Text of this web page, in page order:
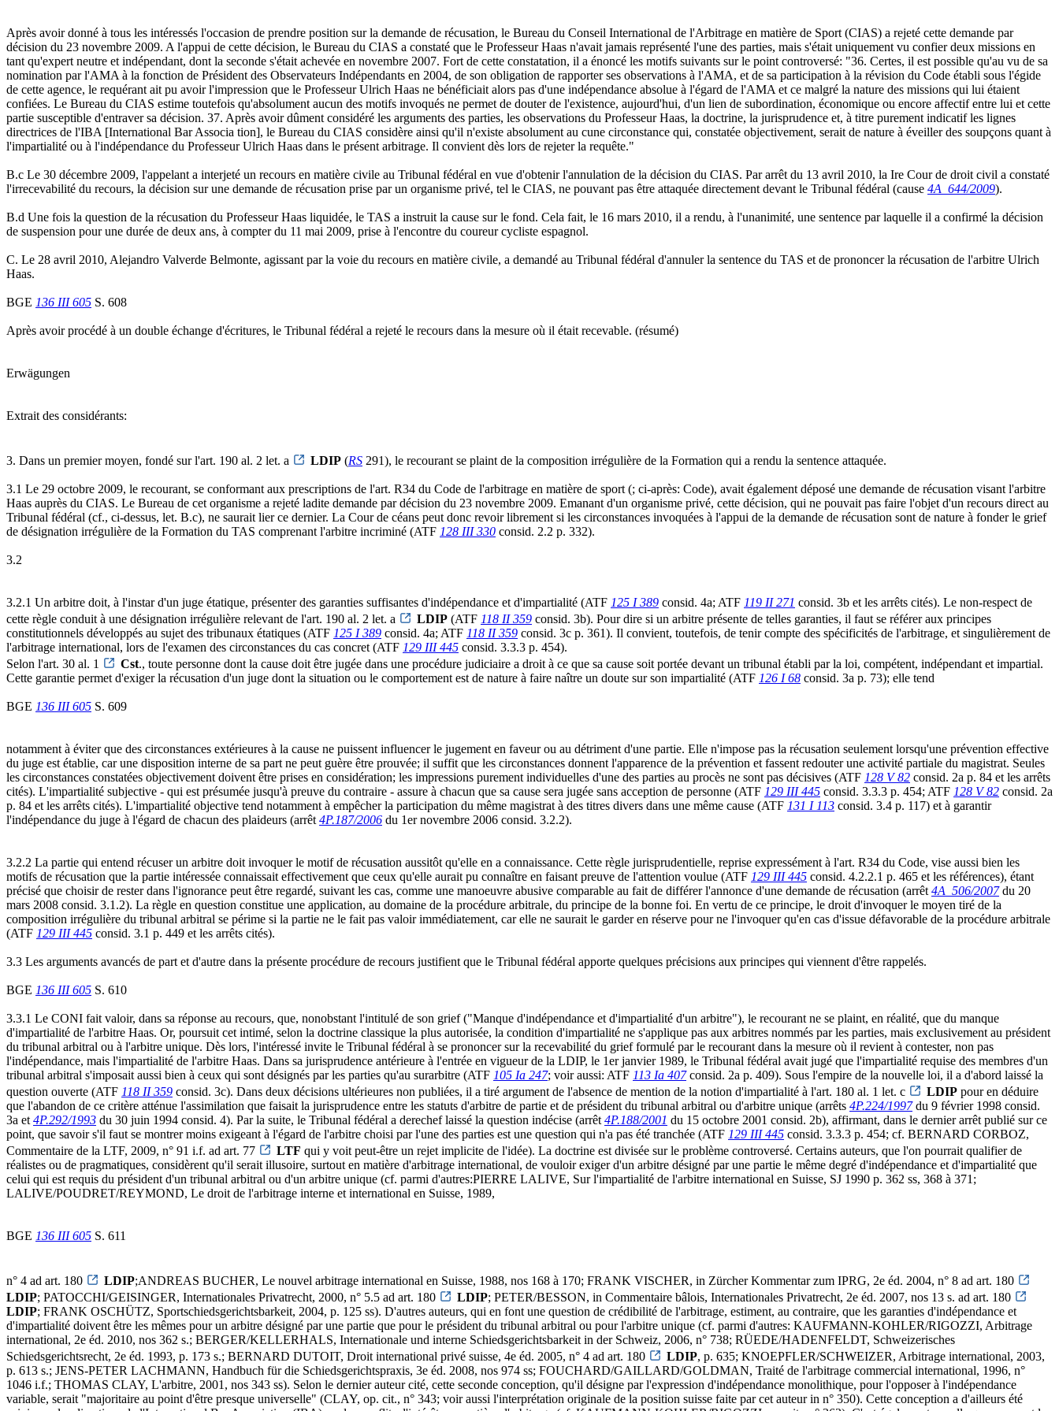
Après avoir donné à tous les intéressés l'occasion de prendre position sur la demande de récusation, le Bureau du Conseil International de l'Arbitrage en matière de Sport (CIAS) a rejeté cette demande par
décision du 23 novembre 2009. A l'appui de cette décision, le Bureau du CIAS a constaté que le Professeur Haas n'avait jamais représenté l'une des parties, mais s'était uniquement vu confier deux missions en
tant qu'expert neutre et indépendant, dont la seconde s'était achevée en novembre 2007. Fort de cette constatation, il a énoncé les motifs suivants sur le point controversé: "36. Certes, il est possible qu'au vu de sa
nomination par l'AMA à la fonction de Président des Observateurs Indépendants en 2004, de son obligation de rapporter ses observations à l'AMA, et de sa participation à la révision du Code établi sous l'égide
de cette agence, le requérant ait pu avoir l'impression que le Professeur Ulrich Haas ne bénéficiait alors pas d'une indépendance absolue à l'égard de l'AMA et ce malgré la nature des missions qui lui étaient
confiées. Le Bureau du CIAS estime toutefois qu'absolument aucun des motifs invoqués ne permet de douter de l'existence, aujourd'hui, d'un lien de subordination, économique ou encore affectif entre lui et cette
partie susceptible d'entraver sa décision. 37. Après avoir dûment considéré les arguments des parties, les observations du Professeur Haas, la doctrine, la jurisprudence et, à titre purement indicatif les lignes
directrices de l'IBA [International Bar Associa tion], le Bureau du CIAS considère ainsi qu'il n'existe absolument au cune circonstance qui, constatée objectivement, serait de nature à éveiller des soupçons quant à
l'impartialité ou à l'indépendance du Professeur Ulrich Haas dans le présent arbitrage. Il convient dès lors de rejeter la requête."
B.c Le 30 décembre 2009, l'appelant a interjeté un recours en matière civile au Tribunal fédéral en vue d'obtenir l'annulation de la décision du CIAS. Par arrêt du 13 avril 2010, la Ire Cour de droit civil a constaté
l'irrecevabilité du recours, la décision sur une demande de récusation prise par un organisme privé, tel le CIAS, ne pouvant pas être attaquée directement devant le Tribunal fédéral (cause 4A_644/2009).
B.d Une fois la question de la récusation du Professeur Haas liquidée, le TAS a instruit la cause sur le fond. Cela fait, le 16 mars 2010, il a rendu, à l'unanimité, une sentence par laquelle il a confirmé la décision
de suspension pour une durée de deux ans, à compter du 11 mai 2009, prise à l'encontre du coureur cycliste espagnol.
C. Le 28 avril 2010, Alejandro Valverde Belmonte, agissant par la voie du recours en matière civile, a demandé au Tribunal fédéral d'annuler la sentence du TAS et de prononcer la récusation de l'arbitre Ulrich
Haas.
BGE 136 III 605 S. 608
Après avoir procédé à un double échange d'écritures, le Tribunal fédéral a rejeté le recours dans la mesure où il était recevable. (résumé)
Erwägungen
Extrait des considérants:
3. Dans un premier moyen, fondé sur l'art. 190 al. 2 let. a LDIP (RS 291), le recourant se plaint de la composition irrégulière de la Formation qui a rendu la sentence attaquée.
3.1 Le 29 octobre 2009, le recourant, se conformant aux prescriptions de l'art. R34 du Code de l'arbitrage en matière de sport (; ci-après: Code), avait également déposé une demande de récusation visant l'arbitre
Haas auprès du CIAS. Le Bureau de cet organisme a rejeté ladite demande par décision du 23 novembre 2009. Emanant d'un organisme privé, cette décision, qui ne pouvait pas faire l'objet d'un recours direct au
Tribunal fédéral (cf., ci-dessus, let. B.c), ne saurait lier ce dernier. La Cour de céans peut donc revoir librement si les circonstances invoquées à l'appui de la demande de récusation sont de nature à fonder le grief
de désignation irrégulière de la Formation du TAS comprenant l'arbitre incriminé (ATF 128 III 330 consid. 2.2 p. 332).
3.2
3.2.1 Un arbitre doit, à l'instar d'un juge étatique, présenter des garanties suffisantes d'indépendance et d'impartialité (ATF 125 I 389 consid. 4a; ATF 119 II 271 consid. 3b et les arrêts cités). Le non-respect de
cette règle conduit à une désignation irrégulière relevant de l'art. 190 al. 2 let. a
LDIP (ATF 118 II 359 consid. 3b). Pour dire si un arbitre présente de telles garanties, il faut se référer aux principes
constitutionnels développés au sujet des tribunaux étatiques (ATF 125 I 389 consid. 4a; ATF 118 II 359 consid. 3c p. 361). Il convient, toutefois, de tenir compte des spécificités de l'arbitrage, et singulièrement de
l'arbitrage international, lors de l'examen des circonstances du cas concret (ATF 129 III 445 consid. 3.3.3 p. 454).
Selon l'art. 30 al. 1
Cst., toute personne dont la cause doit être jugée dans une procédure judiciaire a droit à ce que sa cause soit portée devant un tribunal établi par la loi, compétent, indépendant et impartial.
Cette garantie permet d'exiger la récusation d'un juge dont la situation ou le comportement est de nature à faire naître un doute sur son impartialité (ATF 126 I 68 consid. 3a p. 73); elle tend
BGE 136 III 605 S. 609
notamment à éviter que des circonstances extérieures à la cause ne puissent influencer le jugement en faveur ou au détriment d'une partie. Elle n'impose pas la récusation seulement lorsqu'une prévention effective
du juge est établie, car une disposition interne de sa part ne peut guère être prouvée; il suffit que les circonstances donnent l'apparence de la prévention et fassent redouter une activité partiale du magistrat. Seules
les circonstances constatées objectivement doivent être prises en considération; les impressions purement individuelles d'une des parties au procès ne sont pas décisives (ATF 128 V 82 consid. 2a p. 84 et les arrêts
cités). L'impartialité subjective - qui est présumée jusqu'à preuve du contraire - assure à chacun que sa cause sera jugée sans acception de personne (ATF 129 III 445 consid. 3.3.3 p. 454; ATF 128 V 82 consid. 2a
p. 84 et les arrêts cités). L'impartialité objective tend notamment à empêcher la participation du même magistrat à des titres divers dans une même cause (ATF 131 I 113 consid. 3.4 p. 117) et à garantir
l'indépendance du juge à l'égard de chacun des plaideurs (arrêt 4P.187/2006 du 1er novembre 2006 consid. 3.2.2).
3.2.2 La partie qui entend récuser un arbitre doit invoquer le motif de récusation aussitôt qu'elle en a connaissance. Cette règle jurisprudentielle, reprise expressément à l'art. R34 du Code, vise aussi bien les
motifs de récusation que la partie intéressée connaissait effectivement que ceux qu'elle aurait pu connaître en faisant preuve de l'attention voulue (ATF 129 III 445 consid. 4.2.2.1 p. 465 et les références), étant
précisé que choisir de rester dans l'ignorance peut être regardé, suivant les cas, comme une manoeuvre abusive comparable au fait de différer l'annonce d'une demande de récusation (arrêt 4A_506/2007du 20
mars 2008 consid. 3.1.2). La règle en question constitue une application, au domaine de la procédure arbitrale, du principe de la bonne foi. En vertu de ce principe, le droit d'invoquer le moyen tiré de la
composition irrégulière du tribunal arbitral se périme si la partie ne le fait pas valoir immédiatement, car elle ne saurait le garder en réserve pour ne l'invoquer qu'en cas d'issue défavorable de la procédure arbitrale
(ATF 129 III 445 consid. 3.1 p. 449 et les arrêts cités).
3.3 Les arguments avancés de part et d'autre dans la présente procédure de recours justifient que le Tribunal fédéral apporte quelques précisions aux principes qui viennent d'être rappelés.
BGE 136 III 605 S. 610
3.3.1 Le CONI fait valoir, dans sa réponse au recours, que, nonobstant l'intitulé de son grief ("Manque d'indépendance et d'impartialité d'un arbitre"), le recourant ne se plaint, en réalité, que du manque
d'impartialité de l'arbitre Haas. Or, poursuit cet intimé, selon la doctrine classique la plus autorisée, la condition d'impartialité ne s'applique pas aux arbitres nommés par les parties, mais exclusivement au président
du tribunal arbitral ou à l'arbitre unique. Dès lors, l'intéressé invite le Tribunal fédéral à se prononcer sur la recevabilité du grief formulé par le recourant dans la mesure où il revient à contester, non pas
l'indépendance, mais l'impartialité de l'arbitre Haas. Dans sa jurisprudence antérieure à l'entrée en vigueur de la LDIP, le 1er janvier 1989, le Tribunal fédéral avait jugé que l'impartialité requise des membres d'un
tribunal arbitral s'imposait aussi bien à ceux qui sont désignés par les parties qu'au surarbitre (ATF 105 Ia 247; voir aussi: ATF 113 Ia 407consid. 2a p. 409). Sous l'empire de la nouvelle loi, il a d'abord laissé la
question ouverte (ATF 118 II 359 consid. 3c). Dans deux décisions ultérieures non publiées, il a tiré argument de l'absence de mention de la notion d'impartialité à l'art. 180 al. 1 let. c LDIP pour en déduire
que l'abandon de ce critère atténue l'assimilation que faisait la jurisprudence entre les statuts d'arbitre de partie et de président du tribunal arbitral ou d'arbitre unique (arrêts 4P.224/1997du 9 février 1998 consid.
3a et 4P.292/1993 du 30 juin 1994 consid. 4). Par la suite, le Tribunal fédéral a derechef laissé la question indécise (arrêt 4P.188/2001 du 15 octobre 2001 consid. 2b), affirmant, dans le dernier arrêt publié sur ce
point, que savoir s'il faut se montrer moins exigeant à l'égard de l'arbitre choisi par l'une des parties est une question qui n'a pas été tranchée (ATF 129 III 445 consid. 3.3.3 p. 454; cf. BERNARD CORBOZ,
Commentaire de la LTF, 2009, n° 91 i.f. ad art. 77
LTF qui y voit peut-être un rejet implicite de l'idée). La doctrine est divisée sur le problème controversé. Certains auteurs, que l'on pourrait qualifier de
réalistes ou de pragmatiques, considèrent qu'il serait illusoire, surtout en matière d'arbitrage international, de vouloir exiger d'un arbitre désigné par une partie le même degré d'indépendance et d'impartialité que
celui qui est requis du président d'un tribunal arbitral ou d'un arbitre unique (cf. parmi d'autres:PIERRE LALIVE, Sur l'impartialité de l'arbitre international en Suisse, SJ 1990 p. 362 ss, 368 à 371;
LALIVE/POUDRET/REYMOND, Le droit de l'arbitrage interne et international en Suisse, 1989,
BGE 136 III 605 S. 611
n° 4 ad art. 180 LDIP;ANDREAS BUCHER, Le nouvel arbitrage international en Suisse, 1988, nos 168 à 170; FRANK VISCHER, in Zürcher Kommentar zum IPRG, 2e éd. 2004, n° 8 ad art. 180
LDIP; PATOCCHI/GEISINGER, Internationales Privatrecht, 2000, n° 5.5 ad art. 180 LDIP; PETER/BESSON, in Commentaire bâlois, Internationales Privatrecht, 2e éd. 2007, nos 13 s. ad art. 180
LDIP; FRANK OSCHÜTZ, Sportschiedsgerichtsbarkeit, 2004, p. 125 ss). D'autres auteurs, qui en font une question de crédibilité de l'arbitrage, estiment, au contraire, que les garanties d'indépendance et
d'impartialité doivent être les mêmes pour un arbitre désigné par une partie que pour le président du tribunal arbitral ou pour l'arbitre unique (cf. parmi d'autres: KAUFMANN-KOHLER/RIGOZZI, Arbitrage
international, 2e éd. 2010, nos 362 s.; BERGER/KELLERHALS, Internationale und interne Schiedsgerichtsbarkeit in der Schweiz, 2006, n° 738; RÜEDE/HADENFELDT, Schweizerisches
Schiedsgerichtsrecht, 2e éd. 1993, p. 173 s.; BERNARD DUTOIT, Droit international privé suisse, 4e éd. 2005, n° 4 ad art. 180
LDIP, p. 635; KNOEPFLER/SCHWEIZER, Arbitrage international, 2003,
p. 613 s.; JENS-PETER LACHMANN, Handbuch für die Schiedsgerichtspraxis, 3e éd. 2008, nos 974 ss; FOUCHARD/GAILLARD/GOLDMAN, Traité de l'arbitrage commercial international, 1996, n°
1046 i.f.; THOMAS CLAY, L'arbitre, 2001, nos 343 ss). Selon le dernier auteur cité, cette seconde conception, qu'il désigne par l'expression d'indépendance monolithique, pour l'opposer à l'indépendance
variable, serait "majoritaire au point d'être presque universelle" (CLAY, op. cit., n° 343; voir aussi l'interprétation originale de la position suisse faite par cet auteur in n° 350). Cette conception a d'ailleurs été